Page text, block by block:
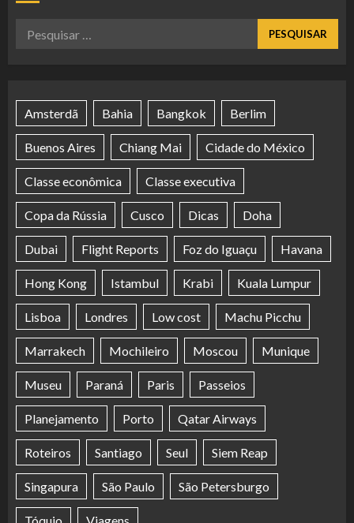
Pesquisar
Amsterdã Bahia Bangkok Berlim
Buenos Aires Chiang Mai Cidade do México
Classe econômica Classe executiva
Copa da Rússia Cusco Dicas Doha
Dubai Flight Reports Foz do Iguaçu Havana
Hong Kong Istambul Krabi Kuala Lumpur
Lisboa Londres Low cost Machu Picchu
Marrakech Mochileiro Moscou Munique
Museu Paraná Paris Passeios
Planejamento Porto Qatar Airways
Roteiros Santiago Seul Siem Reap
Singapura São Paulo São Petersburgo
Tóquio Viagens